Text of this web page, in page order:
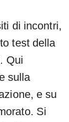
di incontri,
test della
Qui
sulla
e su
Si